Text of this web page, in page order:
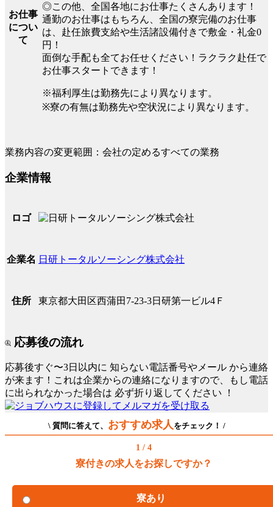
お仕事
につい
て
◎この他、全国各地にお仕事たくさんあります！
通勤のお仕事はもちろん、全国の寮完備のお仕事
は、赴任旅費支給や生活諸設備付きで敷金・礼金0
円！
面倒な手配も全てお任せください！ラクラク赴任で
お仕事スタートできます！
※福利厚生は勤務先により異なります。
※寮の有無は勤務先や空状況により異なります。
業務内容の変更範囲：会社の定めるすべての業務
企業情報
ロゴ
企業名 日研トータルソーシング株式会社
住所 東京都大田区西蒲田7-23-3日研第一ビル4Ｆ
応募後の流れ
応募後すぐ〜3日以内に 知らない電話番号やメール から連絡
が来ます！これは企業からの連絡になりますので、もし電話
に出られなかった場合は 必ず折り返してください ！
\ 質問に答えて、 おすすめ求人をチェック！ /
1 / 4
寮付きの求人をお探しですか？
寮あり